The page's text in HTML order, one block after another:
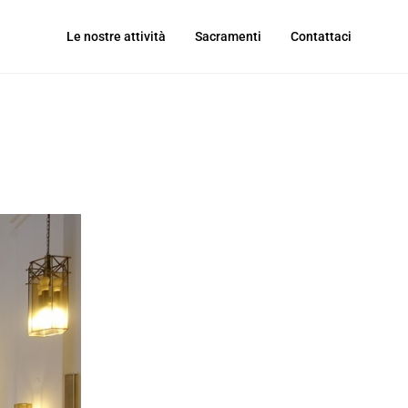
Le nostre attività Sacramenti Contattaci